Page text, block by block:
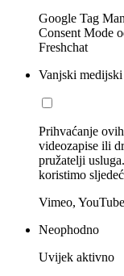
Google Tag
Consent Mode
Freshchat
Vanjski medijski
Prihvaćanje
videozapise ili
pružatelji
koristimo
Vimeo, YouTube
Neophodno
Uvijek aktivno